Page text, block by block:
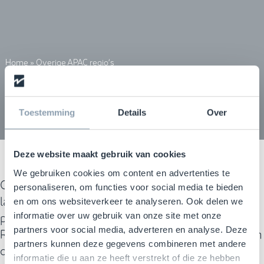
Toestemming Details Over
Deze website maakt gebruik van cookies
We gebruiken cookies om content en advertenties te
personaliseren, om functies voor social media te bieden
en om ons websiteverkeer te analyseren. Ook delen we
informatie over uw gebruik van onze site met onze
partners voor social media, adverteren en analyse. Deze
partners kunnen deze gegevens combineren met andere
informatie die u aan ze heeft verstrekt of die ze hebben
Home » Overige APAC regio’s
Overige APAC Regio's
Checkpoint Systems bestrijkt de belangrijkste
landen in de regio en biedt geïntegreerde
producten en oplossingen op basis van RFID- en
RF-technologie, afhankelijk van de behoeften van
onze klanten.